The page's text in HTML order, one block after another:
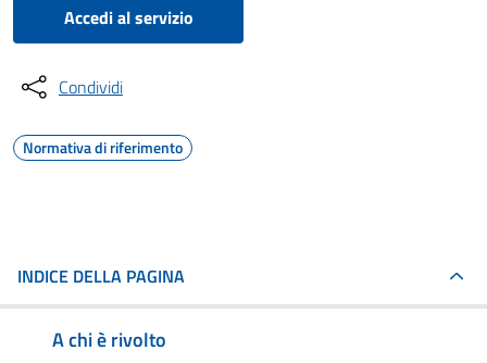
Accedi al servizio
Condividi
Normativa di riferimento
INDICE DELLA PAGINA
A chi è rivolto